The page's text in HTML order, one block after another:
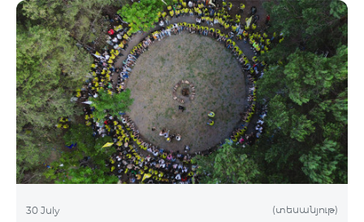
30 July (տեսանյութ)